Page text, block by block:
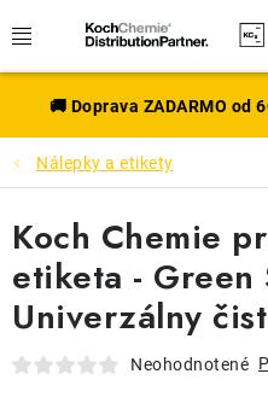
na
EXTERIÉR
DISKY A PNEU
INTERIÉR
PRÍSLUŠENSTVO
VÔNE DO AUTA
🚚 Doprava ZADARMO od
Nálepky a etikety
Koch Chemie
etiketa - Green
Univerzálny
Neohodnotené